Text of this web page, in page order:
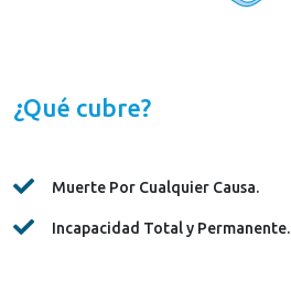
¿Qué cubre?
Muerte Por Cualquier Causa.
Incapacidad Total y Permanente.